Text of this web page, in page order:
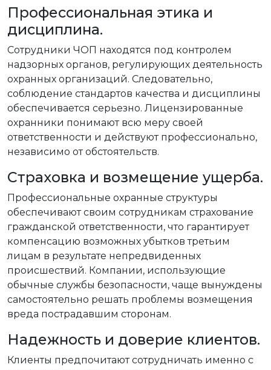
Профессиональная этика и
дисциплина.
Сотрудники ЧОП находятся под контролем
надзорных органов, регулирующих деятельность
охранных организаций. Следовательно,
соблюдение стандартов качества и дисциплины
обеспечивается серьезно. Лицензированные
охранники понимают всю меру своей
ответственности и действуют профессионально,
независимо от обстоятельств.
Страховка и возмещение ущерба.
Профессиональные охранные структуры
обеспечивают своим сотрудникам страхование
гражданской ответственности, что гарантирует
компенсацию возможных убытков третьим
лицам в результате непредвиденных
происшествий. Компании, использующие
обычные службы безопасности, чаще вынуждены
самостоятельно решать проблемы возмещения
вреда пострадавшим сторонам.
Надежность и доверие клиентов.
Клиенты предпочитают сотрудничать именно с